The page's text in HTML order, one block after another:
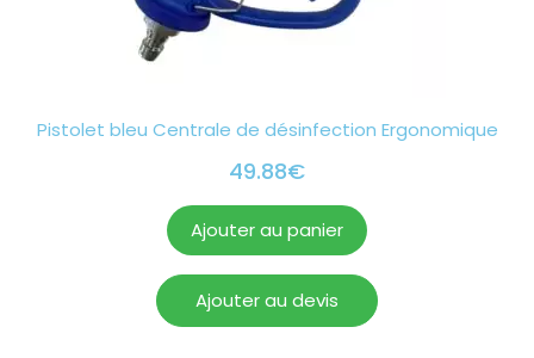
Pistolet bleu Centrale de désinfection Ergonomique
49.88€
Ajouter au panier
Ajouter au devis